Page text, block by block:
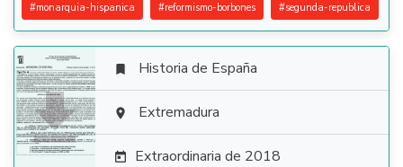
#monarquia-hispanica #reformismo-borbones #segunda-republica

 Historia de España
 Extremadura
 Extraordinaria de 2018